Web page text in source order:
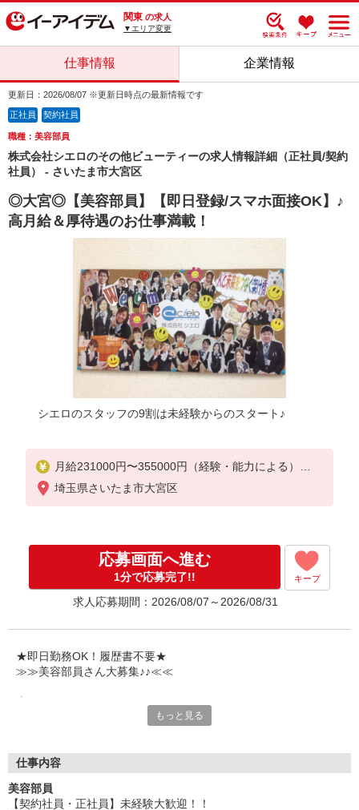
関東 の求人
▼エリア変更
仕事情報 企業情報
更新日：2026/08/07 ※更新日時点の最新情報です
正社員 契約社員
職種：美容部員
株式会社シエロのその他ビューティーの求人情報詳細（正社員/契約
社員） - さいたま市大宮区
◎大宮◎【美容部員】【即日登録/スマホ面接OK】♪
高月給＆厚待遇のお仕事満載！
シエロのスタッフの9割は未経験からのスタート♪
月給231000円〜355000円（経験・能力による）
※残業代支給
★交通費別途支給（規定あり）
入社祝い金10万円支給(規定有)
お友達を紹介頂くと,
インセンティブ支給(規定有)
゜・。○。・゜+゜・。○。・゜+゜
埼玉県さいたま市大宮区
応募画面へ進む
1分で応募完了!! キープ
求人応募期間：2026/08/07～2026/08/31
★即日勤務OK！履歴書不要★
≫≫美容部員さん大募集♪♪≪≪
職場での不安や悩み事があれば
充実の福利厚生、各種施設利用の特典など、
お仕事以外も充実させたいあなたの味方です♪
もっと見る
仕事内容
美容部員
【契約社員・正社員】未経験大歓迎！！